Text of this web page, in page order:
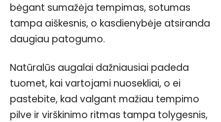
bėgant sumažėja tempimas, sotumas
tampa aiškesnis, o kasdienybėje atsiranda
daugiau patogumo.
Natūralūs augalai dažniausiai padeda
tuomet, kai vartojami nuosekliai, o ei
pastebite, kad valgant mažiau tempimo
pilve ir virškinimo ritmas tampa tolygesnis,